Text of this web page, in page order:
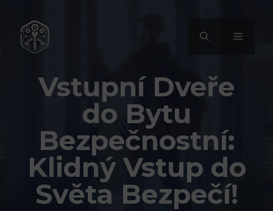
obsah
MENU
Vstupní Dveře
do Bytu
Bezpečnostní:
Klidný Vstup do
Světa Bezpečí!